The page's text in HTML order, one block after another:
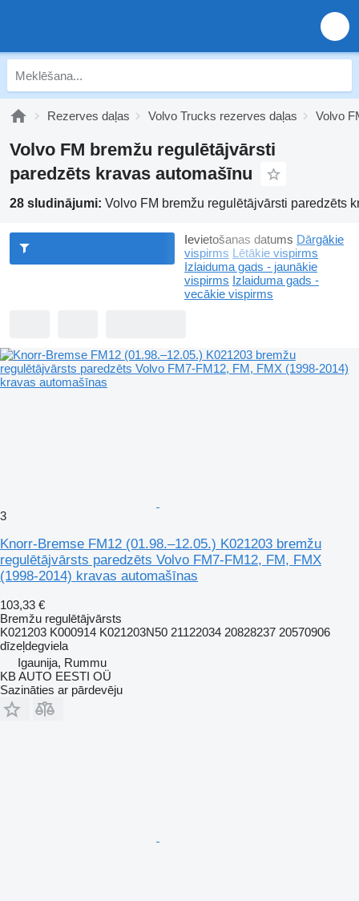
Rezerves daļas Volvo Trucks rezerves daļas Volvo
Volvo FM bremžu regulētājvārsti
paredzēts kravas automašīnu
28 sludinājumi: Volvo FM bremžu regulētājvārsti paredzēts
Ievietošanas datums Dārgākie
vispirms Lētākie vispirms
Izlaiduma gads - jaunākie
vispirms Izlaiduma gads -
vecākie vispirms
3
Knorr-Bremse FM12 (01.98.–12.05.) K021203 bremžu
regulētājvārsts paredzēts Volvo FM7-FM12, FM, FMX
(1998-2014) kravas automašīnas
103,33 €
Bremžu regulētājvārsts
K021203 K000914 K021203N50 21122034 20828237 20570906
dīzeļdegviela
Igaunija, Rummu
KB AUTO EESTI OÜ
Sazināties ar pārdevēju